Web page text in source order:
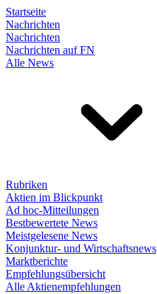
Startseite
Nachrichten
Nachrichten
Nachrichten auf FN
Alle News
Rubriken
Aktien im Blickpunkt
Ad hoc-Mitteilungen
Bestbewertete News
Meistgelesene News
Konjunktur- und Wirtschaftsnews
Marktberichte
Empfehlungsübersicht
Alle Aktienempfehlungen